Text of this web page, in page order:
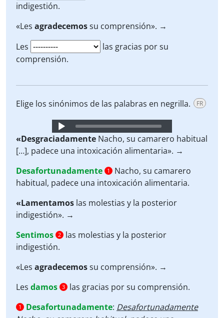
indigestión.
«Les agradecemossu comprensión». →
Les
las gracias por su
comprensión.
Elige los sinónimos de las palabras en negrilla. FR
Audio
Player
«Desgraciadamente Nacho, su camarero habitual
[…], padece una intoxicación alimentaria». →
Desafortunadamente
1
Nacho, su camarero
habitual, padece una intoxicación alimentaria.
«Lamentamos las molestias y la posterior
indigestión». →
Sentimos 2
las molestias y la posterior
indigestión.
«Les agradecemossu comprensión». →
Les damos 3 las gracias por su comprensión.
1 Desafortunadamente: Desafortunadamente